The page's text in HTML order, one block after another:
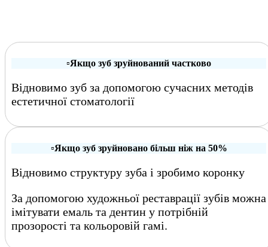
▫️Якщо зуб зруйнований частково
Відновимо зуб за допомогою сучасних методів
естетичної стоматології
▫️Якщо зуб зруйновано більш ніж на 50%
Відновимо структуру зуба і зробимо коронку
За допомогою художньої реставрації зубів можна
імітувати емаль та дентин у потрібній
прозорості та кольоровій гамі.